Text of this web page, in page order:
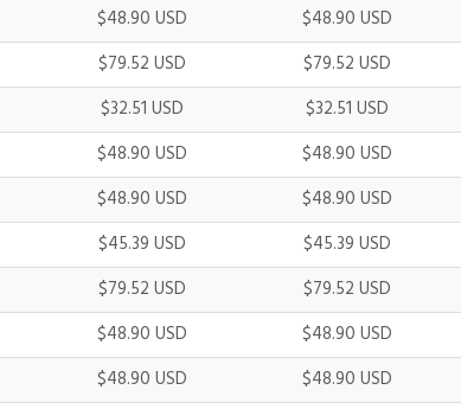
$48.90 USD $48.90 USD
$79.52 USD $79.52 USD
$32.51 USD $32.51 USD
$48.90 USD $48.90 USD
$48.90 USD $48.90 USD
$45.39 USD $45.39 USD
$79.52 USD $79.52 USD
$48.90 USD $48.90 USD
$48.90 USD $48.90 USD